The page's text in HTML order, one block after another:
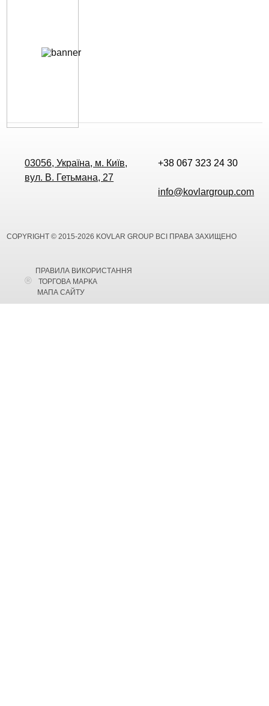
03056, Україна, м. Київ,
вул. В. Гетьмана, 27
+38 067 323 24 30
info@kovlargroup.com
COPYRIGHT © 2015-2026 KOVLAR GROUP ВСІ ПРАВА ЗАХИЩЕНО
ПРАВИЛА ВИКОРИСТАННЯ
ТОРГОВА МАРКА
МАПА САЙТУ